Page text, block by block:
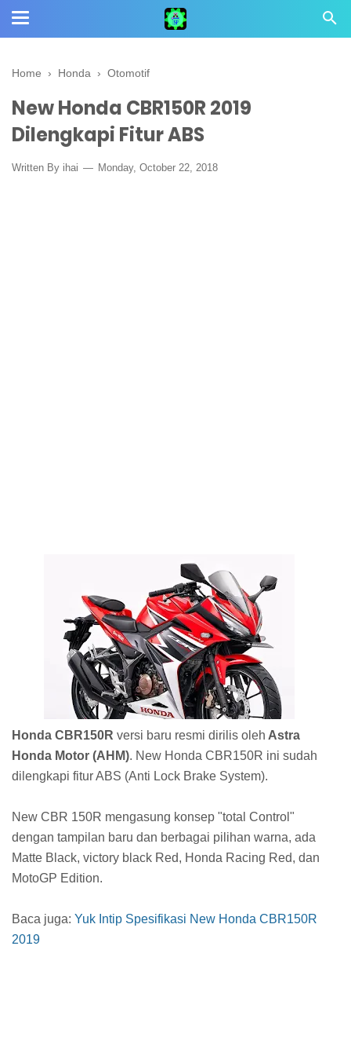
Home › Honda › Otomotif
New Honda CBR150R 2019
Dilengkapi Fitur ABS
Written By ihai Monday, October 22, 2018
Honda CBR150R versi baru resmi dirilis oleh Astra
Honda Motor (AHM). New Honda CBR150R ini sudah
dilengkapi fitur ABS (Anti Lock Brake System).
New CBR 150R mengasung konsep "total Control"
dengan tampilan baru dan berbagai pilihan warna, ada
Matte Black, victory black Red, Honda Racing Red, dan
MotoGP Edition.
Baca juga: Yuk Intip Spesifikasi New Honda CBR150R
2019